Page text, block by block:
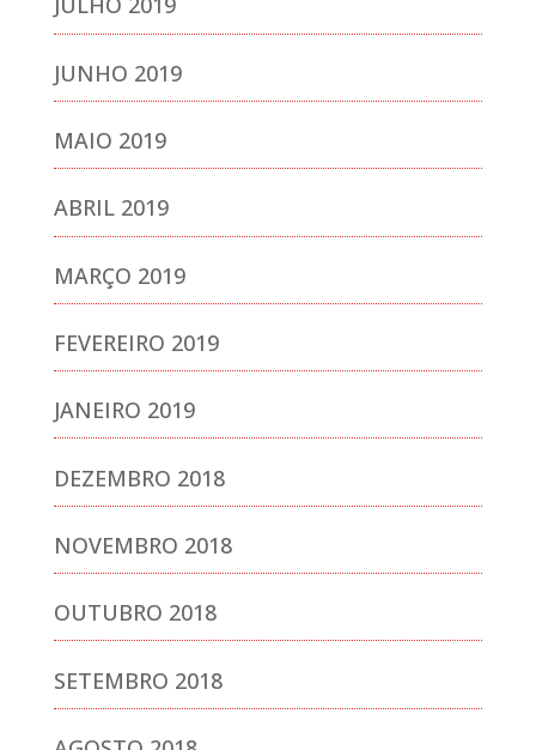
JUNHO 2019
MAIO 2019
ABRIL 2019
MARÇO 2019
FEVEREIRO 2019
JANEIRO 2019
DEZEMBRO 2018
NOVEMBRO 2018
OUTUBRO 2018
SETEMBRO 2018